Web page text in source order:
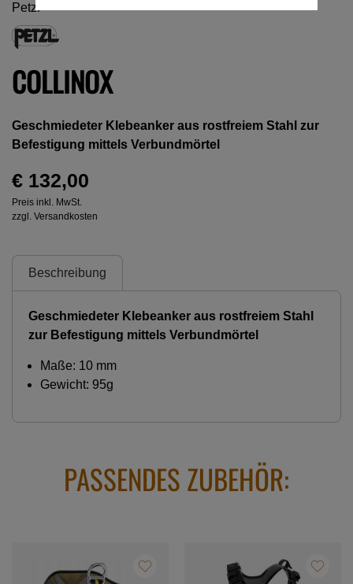
Petzl
COLLINOX
Geschmiedeter Klebeanker aus rostfreiem Stahl zur
Befestigung mittels Verbundmörtel
€ 132,00
Preis inkl. MwSt.
zzgl. Versandkosten
Beschreibung
Geschmiedeter Klebeanker aus rostfreiem Stahl
zur Befestigung mittels Verbundmörtel
Maße: 10 mm
Gewicht: 95g
PASSENDES ZUBEHÖR: